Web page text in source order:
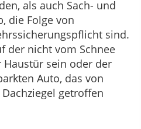
als auch Sach- und
die Folge von
sind.
der nicht vom Schnee
sein oder der
Auto, das von
getroffen